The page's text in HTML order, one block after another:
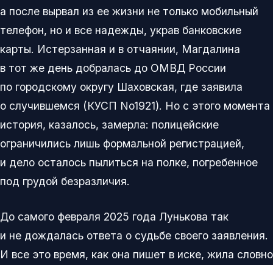
а после вырвал из ее жизни не только мобильный
телефон, но и все надежды, украв банковские
карты. Истерзанная и в отчаянии, Магдалина
в тот же день добралась до ОМВД России
по городскому округу Шаховская, где заявила
о случившемся (КУСП No1921). Но с этого момента
история, казалось, замерла: полицейские
ограничились лишь формальной регистрацией,
и дело осталось пылиться на полке, погребенное
под грудой безразличия.
До самого февраля 2025 года Лунькова так
и не дождалась ответа о судьбе своего заявления.
И все это время, как она пишет в иске, жила словно